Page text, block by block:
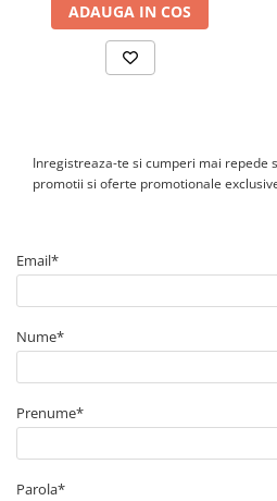
ADAUGA IN COS
Inregistreaza-te si cumperi mai repede
promotii si oferte promotionale
Email*
Nume*
Prenume*
Parola*